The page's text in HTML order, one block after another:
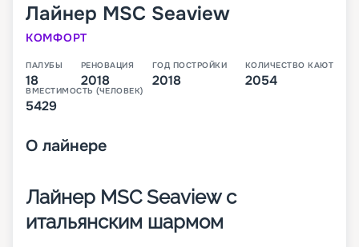
Лайнер MSC Seaview
КОМФОРТ
ПАЛУБЫ
18
РЕНОВАЦИЯ
2018
ГОД ПОСТРОЙКИ
2018
КОЛИЧЕСТВО КАЮТ
2054
ВМЕСТИМОСТЬ (ЧЕЛОВЕК)
5429
О лайнере
Лайнер MSC Seaview с
итальянским шармом